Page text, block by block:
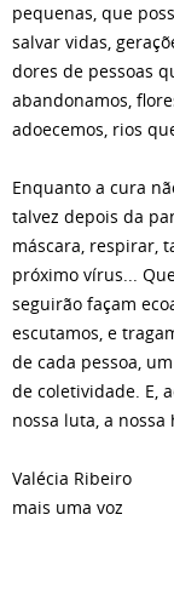
pequenas, que
salvar vidas,
dores de pessoas
abandonamos,
adoecemos, rios
Enquanto a cura
talvez depois da
máscara, respirar,
próximo vírus...
seguirão façam
escutamos, e
de cada pessoa,
de coletividade. E,
nossa luta, a nossa
Valécia Ribeiro
mais uma voz